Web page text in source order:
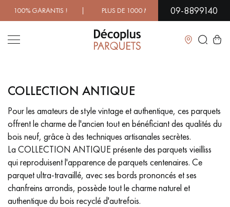
GARANTIS ! | PLUS DE 1000 MODÈLES À DÉCOUVRIR
09-8899140
Fermer
LES RECHERCHES LES PLUS COURANTES
PARQUET MASSIF
PARQUET CONTRECOLLÉ -
FLOTTANT
SOL PLAQUÉ BOIS VERITABLES
PARQUETS À MOTIFS
TRADITIONNELS
PARQUET EN BOIS EXOTIQUE PARQUET VERNIS
COLLECTION ANTIQUE
Pour les amateurs de style vintage et authentique, ces parquets
offrent le charme de l'ancien tout en bénéficiant des qualités du
bois neuf, grâce à des techniques artisanales secrètes.
La COLLECTION ANTIQUE présente des parquets vieilliss
qui reproduisent l'apparence de parquets centenaires. Ce
parquet ultra-travaillé, avec ses bords prononcés et ses
chanfreins arrondis, possède tout le charme naturel et
authentique du bois recyclé d'autrefois.